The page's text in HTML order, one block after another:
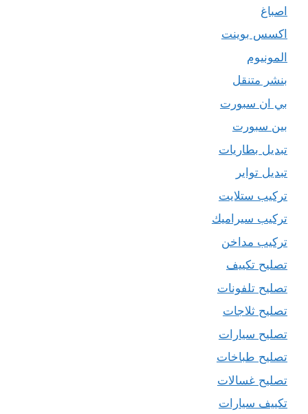
اصباغ
اكسس بوينت
المونيوم
بنشر متنقل
بي ان سبورت
بين سبورت
تبديل بطاريات
تبديل تواير
تركيب ستلايت
تركيب سيراميك
تركيب مداخن
تصليح تكييف
تصليح تلفونات
تصليح ثلاجات
تصليح سيارات
تصليح طباخات
تصليح غسالات
تكييف سيارات